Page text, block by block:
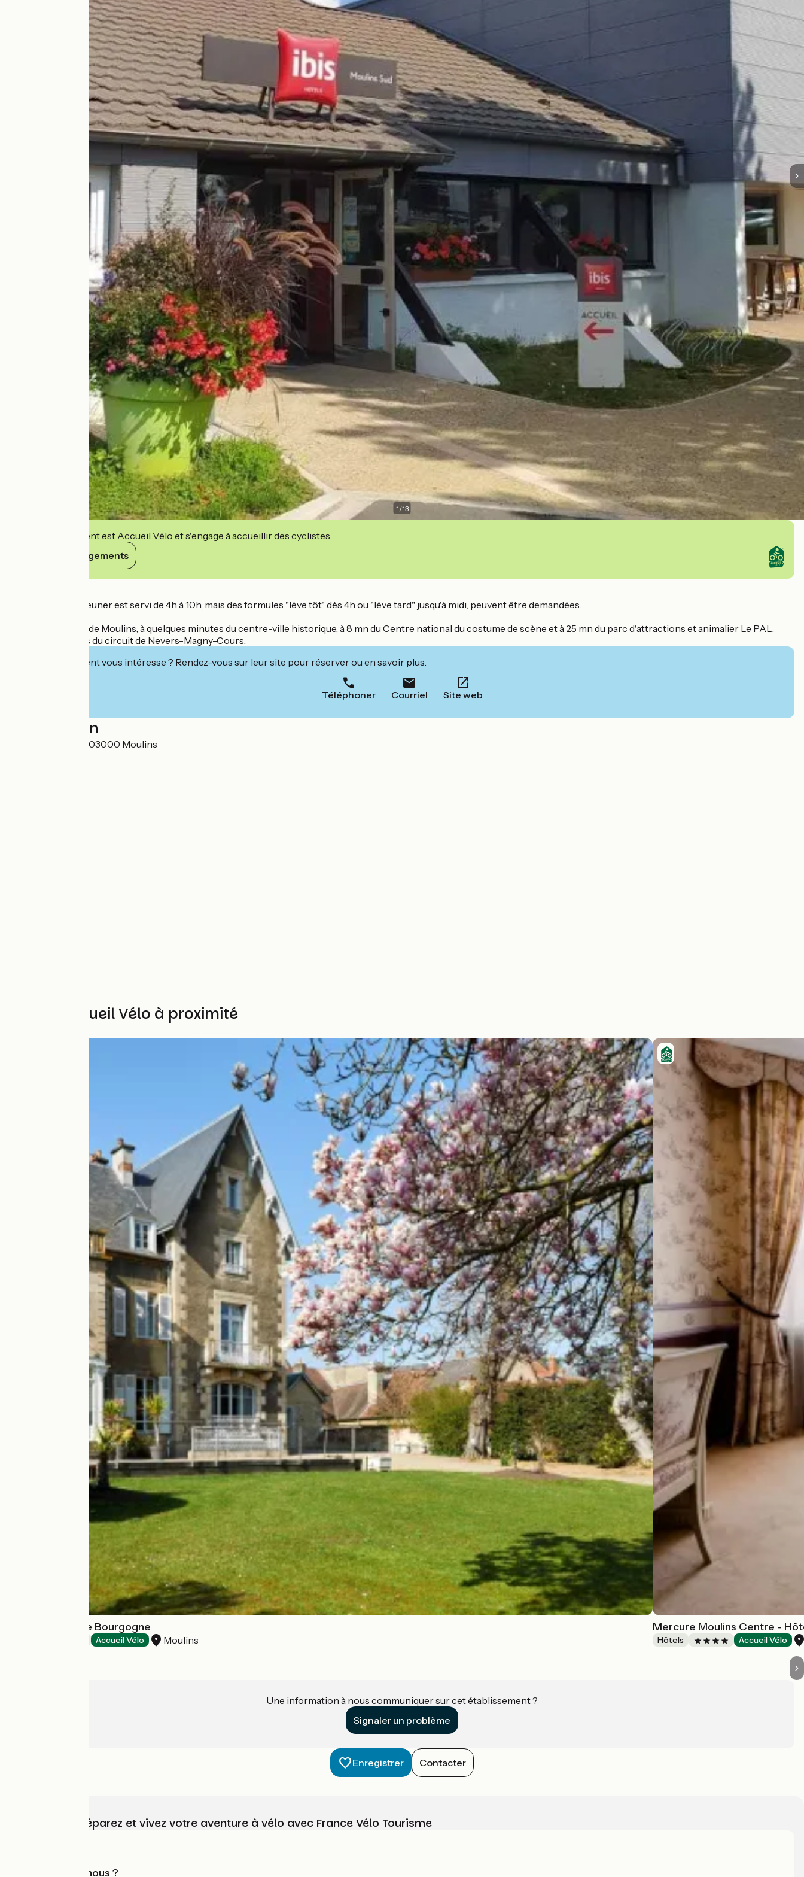
1/13
Cet établissement est Accueil Vélo et s'engage à accueillir des cyclistes.
Voir ses engagements
Le buffet petit déjeuner est servi de 4h à 10h, mais des formules "lève tôt" dès 4h ou "lève tard" jusqu'à midi, peuvent être demandées.
Hôtel situé au sud de Moulins, à quelques minutes du centre-ville historique, à 8 mn du Centre national du costume de scène et à 25 mn du parc d'attractions et animalier Le PAL.
Situé à 30 minutes du circuit de Nevers-Magny-Cours.
Cet établissement vous intéresse ? Rendez-vous sur leur site pour réserver ou en savoir plus.
Téléphoner Courriel Site web
Localisation
153 route de Lyon 03000 Moulins
Autres Accueil Vélo à proximité
Hôtel Le Clos de Bourgogne
Accueil Vélo Moulins
Mercure Moulins Centre -
Hôtels Accueil Vélo
Une information à nous communiquer sur cet établissement ?
Signaler un problème
Enregistrer Contacter
Choisissez, préparez et vivez votre aventure à vélo avec France Vélo Tourisme
Qui sommes-nous ?